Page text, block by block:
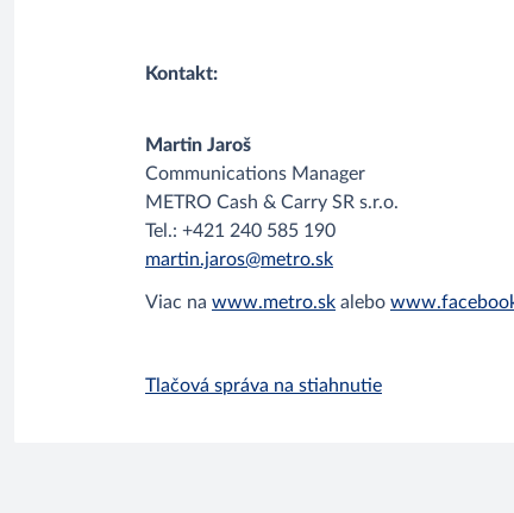
Kontakt:
Martin Jaroš
Communications Manager
METRO Cash & Carry SR s.r.o.
Tel.: +421 240 585 190
martin.jaros@metro.sk
Viac na www.metro.sk alebo
Tlačová správa na stiahnutie